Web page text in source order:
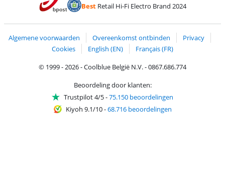
BestRetail Hi-Fi Electro Brand 2024
Algemene voorwaarden Overeenkomst ontbinden
Privacy
Cookies
English (EN)
Français (FR)
© 1999 - 2026 - Coolblue België N.V. - 0867.686.774
Beoordeling door klanten:
Trustpilot 4/5-75.150 beoordelingen
Kiyoh 9.1/10-68.716 beoordelingen